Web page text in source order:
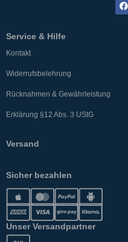
Service & Hilfe
Kontakt
Widerrufsbelehrung
Rücknahmen & Gewährleistung
Erklärung §12 Abs. 3 UStG
Versand
Sicher bezahlen
Unser Versandpartner